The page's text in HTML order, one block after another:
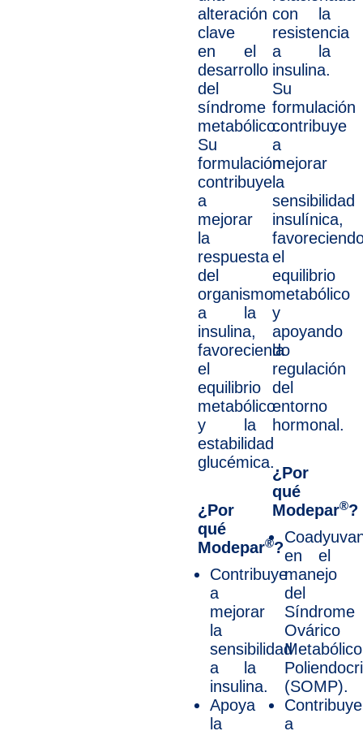
alteración
clave
en el
desarrollo
del
síndrome
metabólico.
Su
formulación
contribuye
a
mejorar
la
respuesta
del
organismo
a la
insulina,
favoreciendo
el
equilibrio
metabólico
y la
estabilidad
glucémica.
¿Por
qué
Modepar®?
Contribuye
a
mejorar
la
sensibilidad
a la
insulina.
Apoya
la
con la
resistencia
a la
insulina.
Su
formulación
contribuye
a
mejorar
la
sensibilidad
insulínica,
el
equilibrio
metabólico
y
apoyando
la
regulación
del
entorno
hormonal.
¿Por
qué
Modepar®?
en el
manejo
del
Síndrome
Ovárico
Metabólico
(SOMP).
Contribuye
a